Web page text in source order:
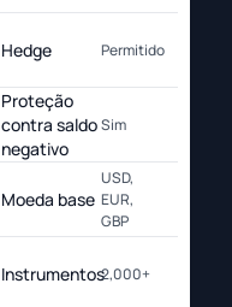
Hedge Permitido
Proteção
contra saldo
negativo
Sim
Moeda base
USD,
EUR,
GBP
Instrumentos2,000+